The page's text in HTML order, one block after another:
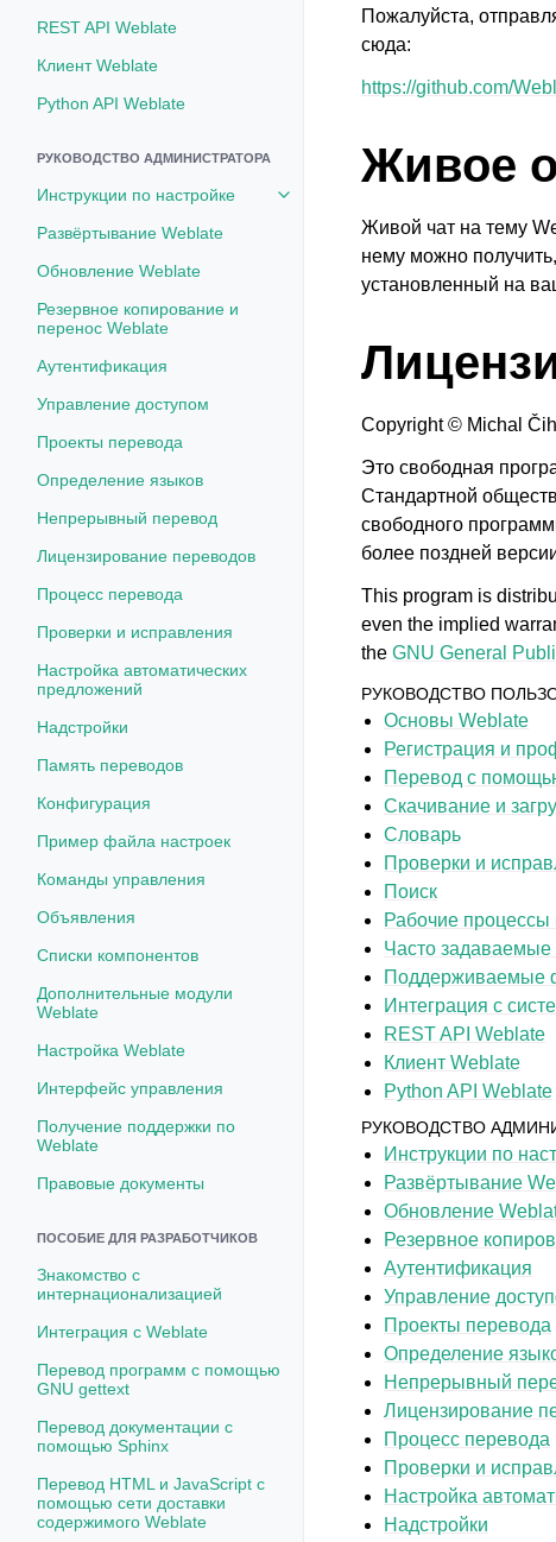
REST API Weblate
Клиент Weblate
Python API Weblate
РУКОВОДСТВО АДМИНИСТРАТОРА
Инструкции по настройке
Toggle navigation of Инструкции по
Развёртывание Weblate
Обновление Weblate
Резервное копирование и
перенос Weblate
Аутентификация
Управление доступом
Проекты перевода
Определение языков
Непрерывный перевод
Лицензирование переводов
Процесс перевода
Проверки и исправления
Настройка автоматических
предложений
Надстройки
Память переводов
Конфигурация
Пример файла настроек
Команды управления
Объявления
Списки компонентов
Дополнительные модули
Weblate
Настройка Weblate
Интерфейс управления
Получение поддержки по
Weblate
Правовые документы
ПОСОБИЕ ДЛЯ РАЗРАБОТЧИКОВ
Знакомство с
интернационализацией
Интеграция с Weblate
Перевод программ с помощью
GNU gettext
Перевод документации с
помощью Sphinx
Перевод HTML и JavaScript с
помощью сети доставки
содержимого Weblate
Пожалуйста,
сюда:
https://github.com/
Живое
Живой чат на тему
нему можно
установленный на
Copyright © Michal
Это свободная
Стандартной
свободного
более поздней
This program is
even the implied
the GNU General
РУКОВОДСТВО
Основы Weblate
Регистрация и
Перевод с
Скачивание и
Словарь
Проверки и
Поиск
Рабочие процессы
Часто
Поддерживаемые
Интеграция с
REST API Weblate
Клиент Weblate
Python API Weblate
РУКОВОДСТВО
Инструкции по
Развёртывание
Обновление
Резервное
Аутентификация
Управление
Проекты перевода
Определение
Непрерывный
Лицензирование
Процесс перевода
Проверки и
Настройка
Надстройки